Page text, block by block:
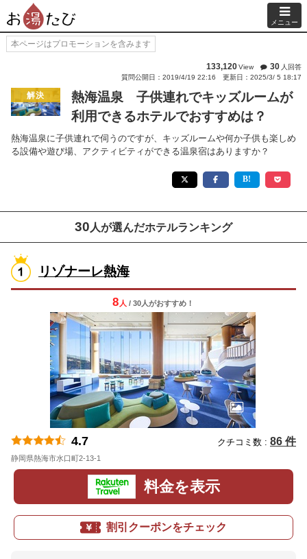
メニュー
本ページはプロモーションを含みます
133,120View 30 人回答
質問公開日：2019/4/19 22:16
更新日：2025/3/ 5 18:17
解決
熱海温泉 子供連れでキッズルームが
利用できるホテルでおすすめは？
熱海温泉に子供連れで伺うのですが、キッズルームや何か子供も楽しめ
る設備や遊び場、アクティビティができる温泉宿はありますか？
30 人が選んだホテルランキング
リゾナーレ熱海
8 人 / 30人がおすすめ！
4.7 クチコミ数 : 86 件
静岡県熱海市水口町2-13-1
料金を表示
割引クーポンをチェック